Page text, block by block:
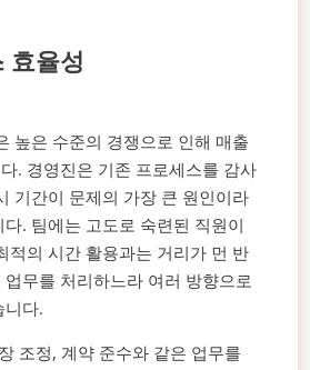
효율성
높은 수준의 경쟁으로 인해 매출
. 경영진은 기존 프로세스를 감사
기간이 문제의 가장 큰 원인이라
. 팀에는 고도로 숙련된 직원이
적의 시간 활용과는 거리가 먼 반
무를 처리하느라 여러 방향으로
니다.
조정, 계약 준수와 같은 업무를